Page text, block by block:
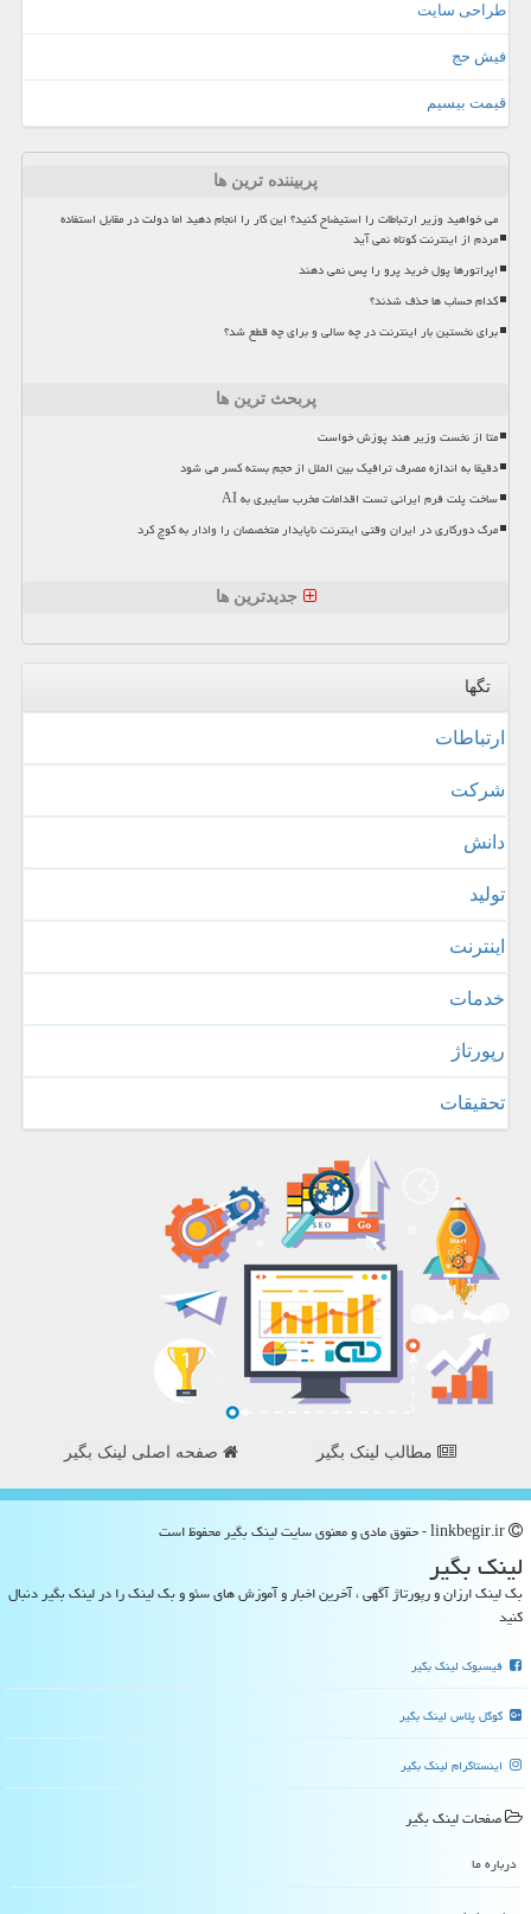
طراحی سایت
فیش حج
قیمت بیسیم
پربیننده ترین ها
می خواهید وزیر ارتباطات را استیضاح کنید؟ این کار را انجام دهید اما دولت در مقابل استفاده
مردم از اینترنت کوتاه نمی آید
اپراتورها پول خرید پرو را پس نمی دهند
کدام حساب ها حذف شدند؟
برای نخستین بار اینترنت در چه سالی و برای چه قطع شد؟
پربحث ترین ها
متا از نخست وزیر هند پوزش خواست
دقیقا به اندازه مصرف ترافیک بین الملل از حجم بسته کسر می شود
ساخت پلت فرم ایرانی تست اقدامات مخرب سایبری به AI
مرگ دورکاری در ایران وقتی اینترنت ناپایدار متخصصان را وادار به کوچ کرد
جدیدترین ها
تگها
ارتباطات
شركت
دانش
تولید
اینترنت
خدمات
رپورتاژ
تحقیقات
مطالب لینک بگیر صفحه اصلی لینک بگیر
لینك بگیر
بک لینک ارزان و رپورتاژ آگهی ، آخرین اخبار و آموزش های سئو و بک لینک را در لینک بگیر دنبال
کنید
فیسبوک لینک بگیر
گوگل پلاس لینک بگیر
اینستاگرام لینک بگیر
صفحات لینك بگیر
درباره ما